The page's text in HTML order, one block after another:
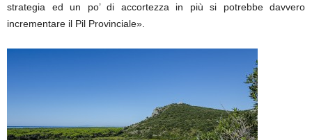
strategia ed un po’ di accortezza in più si potrebbe davvero
incrementare il Pil Provinciale».